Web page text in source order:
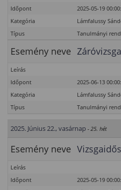
Időpont
2025-05-19
Kategória
Lámfalussy
Típus
Tanulmányi
Esemény neve
Leírás
Időpont
2025-06-13
Kategória
Lámfalussy
Típus
Tanulmányi rend
2025. Június 22., vasárnap - 25. hét
Esemény neve
Leírás
Időpont
2025-05-19